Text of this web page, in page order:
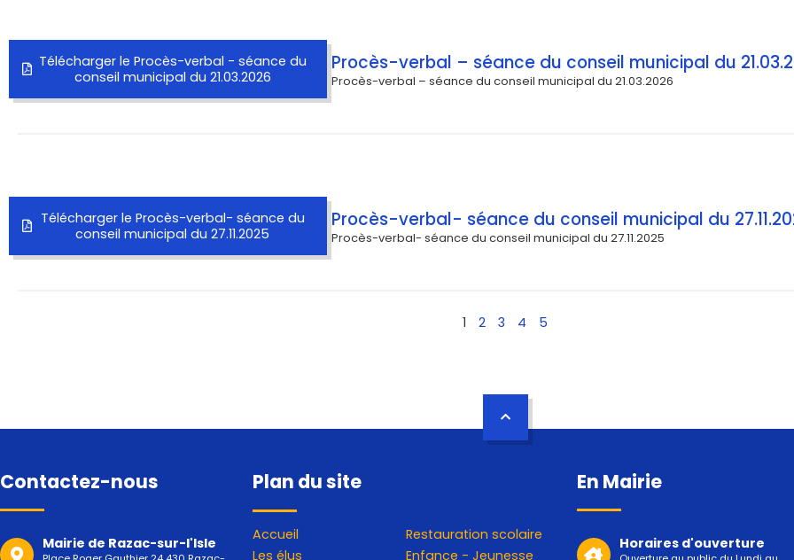
Télécharger le Procès-verbal - séance du
conseil municipal du 21.03.2026
Procès-verbal – séance du conseil municipal du
Procès-verbal – séance du conseil municipal du 21.03.2026
Télécharger le Procès-verbal- séance du
conseil municipal du 27.11.2025
Procès-verbal- séance du conseil municipal du
Procès-verbal- séance du conseil municipal du 27.11.2025
1 2 3 4 5
Contactez-nous
Mairie de Razac-sur-l'Isle
Plan du site
Accueil
Les élus
Restauration scolaire
Enfance - Jeunesse
En Mairie
Horaires d'ouverture